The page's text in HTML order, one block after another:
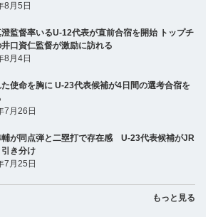
8月5日
監督率いるU-12代表が直前合宿を開始 トップチ
口資仁監督が激励に訪れる
8月4日
使命を胸に U-23代表候補が4日間の選考合宿を
7月26日
輔が同点弾と二塁打で存在感 U-23代表候補がJR
き分け
7月25日
もっと見る